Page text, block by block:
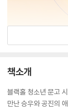
책소개
블랙홀 청소년 문고
만난 승우와 공진의